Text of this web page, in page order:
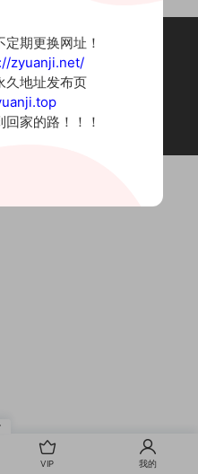
收集整理，仅作个人学习使用。
联系删除
资源集
VIP 我的
期更换网址！
zyuanji.net/
久地址发布页
家的路！！！